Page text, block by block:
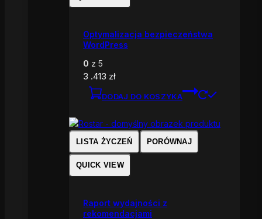
Optymalizacja bezpieczeństwa
WordPress
0 z 5
3 .413 zł
DODAJ DO KOSZYKA
LISTA ŻYCZEŃ PORÓWNAJ
QUICK VIEW
Raport wydajności z
rekomendacjami